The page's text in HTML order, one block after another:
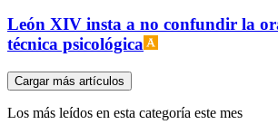
León XIV insta a no confundir la
técnica psicológica
Cargar más artículos
Los más leídos en esta categoría este mes